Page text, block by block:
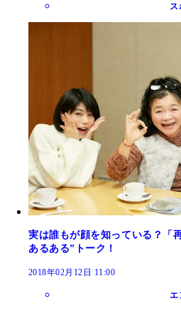
ス
実は誰もが顔を知っている？「
あるある”トーク！
2018年02月12日 11:00
エ